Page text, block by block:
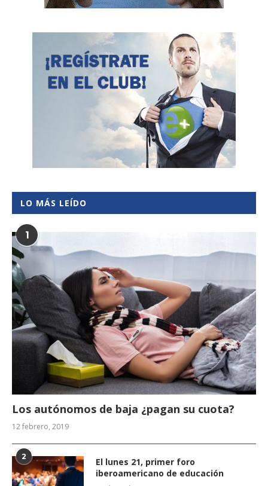
LO MÁS LEÍDO
1
Los autónomos de baja ¿pagan su cuota?
12 febrero, 2019
2
El lunes 21, primer foro
iberoamericano de educación